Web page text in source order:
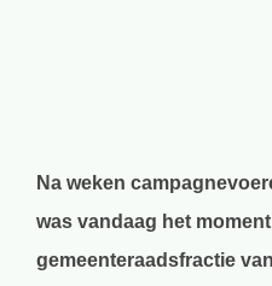
Na weken
was vandaag het
gemeenteraadsfractie